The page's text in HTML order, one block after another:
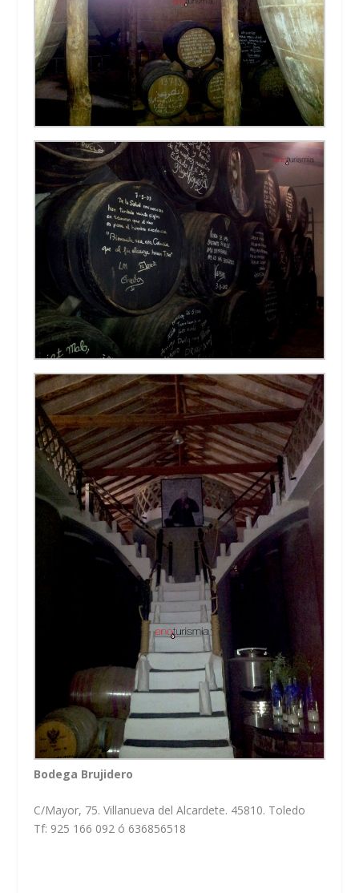
Bodega Brujidero
C/Mayor, 75. Villanueva del Alcardete. 45810. Toledo
Tf: 925 166 092 ó 636856518